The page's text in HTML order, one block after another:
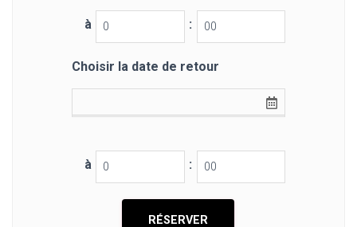
à :
Choisir la date de retour
à :